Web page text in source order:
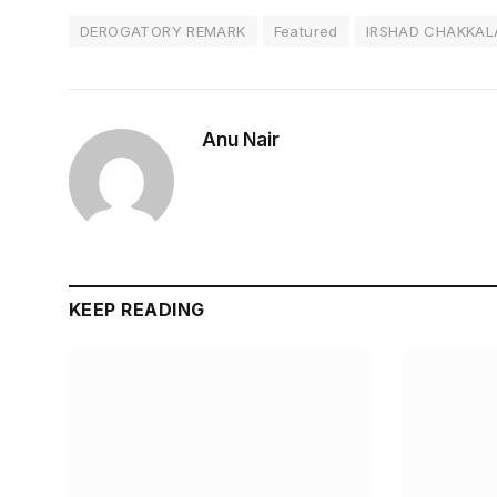
DEROGATORY REMARK Featured IRSHAD
Anu Nair
KEEP READING